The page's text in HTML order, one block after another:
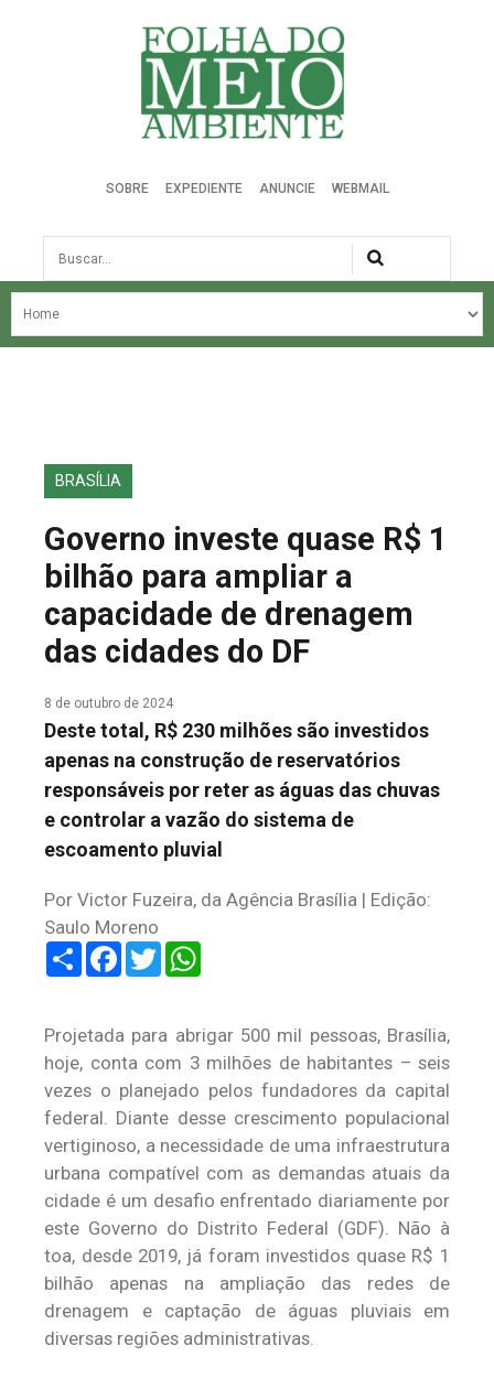
Folha do Meio Ambiente
SOBRE EXPEDIENTE ANUNCIE WEBMAIL
Busca
NOSSA HISTÓRIA
EDIÇÕES ANTERIORES
FALE CONOSCO
BRASÍLIA
Governo investe quase R$ 1
bilhão para ampliar a
capacidade de drenagem
das cidades do DF
8 de outubro de 2024
Deste total, R$ 230 milhões são investidos
apenas na construção de reservatórios
responsáveis por reter as águas das chuvas
e controlar a vazão do sistema de
escoamento pluvial
Por Victor Fuzeira, da Agência Brasília | Edição:
Saulo Moreno
ShareFacebook
Twitter
Projetada para abrigar 500 mil pessoas, Brasília,
hoje, conta com 3 milhões de habitantes – seis
vezes o planejado pelos fundadores da capital
federal. Diante desse crescimento populacional
vertiginoso, a necessidade de uma infraestrutura
urbana compatível com as demandas atuais da
cidade é um desafio enfrentado diariamente por
este Governo do Distrito Federal (GDF). Não à
toa, desde 2019, já foram investidos quase R$ 1
bilhão apenas na ampliação das redes de
drenagem e captação de águas pluviais em
diversas regiões administrativas.